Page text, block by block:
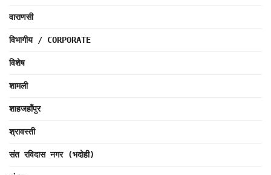
वाराणसी
विभागीय / CORPORATE
विशेष
शामली
शाहजहाँपुर
श्रावस्ती
संत रविदास नगर (भदोही)